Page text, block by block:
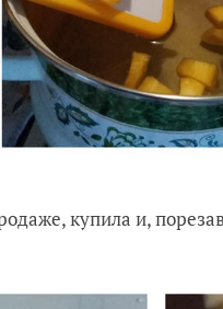
купила и,